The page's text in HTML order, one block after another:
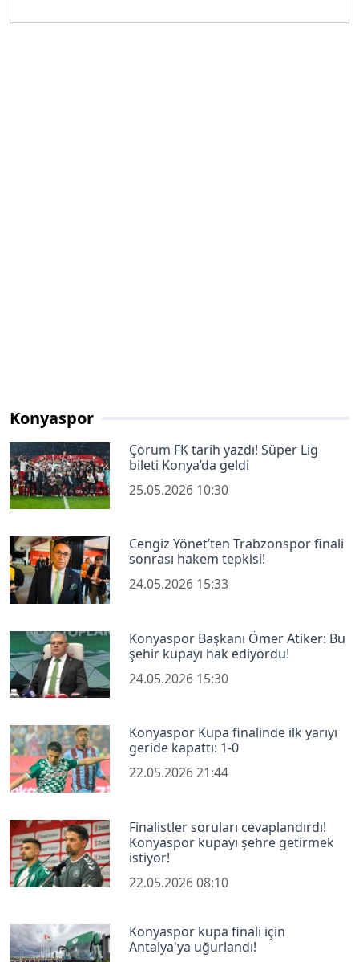
Konyaspor
Çorum FK tarih yazdı! Süper Lig
bileti Konya’da geldi
25.05.2026 10:30
Cengiz Yönet’ten Trabzonspor finali
sonrası hakem tepkisi!
24.05.2026 15:33
Konyaspor Başkanı Ömer Atiker: Bu
şehir kupayı hak ediyordu!
24.05.2026 15:30
Konyaspor Kupa finalinde ilk yarıyı
geride kapattı: 1-0
22.05.2026 21:44
Finalistler soruları cevaplandırdı!
Konyaspor kupayı şehre getirmek
istiyor!
22.05.2026 08:10
Konyaspor kupa finali için
Antalya'ya uğurlandı!